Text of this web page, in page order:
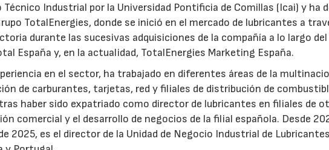
Técnico Industrial por la Universidad Pontificia de Comillas (Icai) y ha
TotalEnergies, donde se inició en el mercado de lubricantes a
durante las sucesivas adquisiciones de la compañía a lo largo
España y, en la actualidad, TotalEnergies Marketing España.
en el sector, ha trabajado en diferentes áreas de la
de carburantes, tarjetas, red y filiales de distribución de
haber sido expatriado como director de lubricantes en filiales de
comercial y el desarrollo de negocios de la filial española. Desde
2025, es el director de la Unidad de Negocio Industrial de